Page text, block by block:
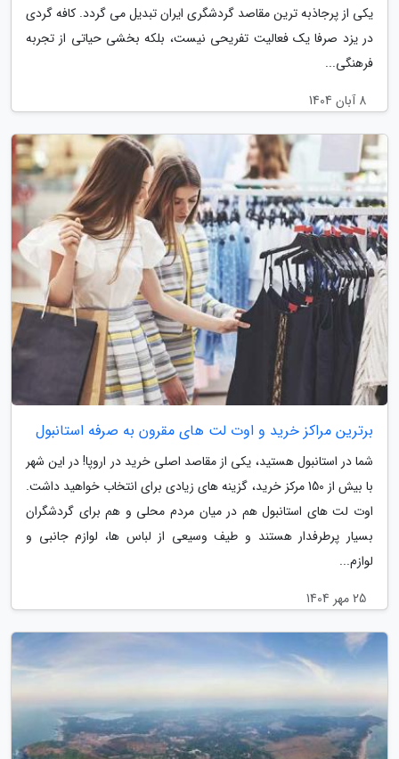
یکی از پرجاذبه ترین مقاصد گردشگری ایران تبدیل می گردد. کافه گردی
در یزد صرفا یک فعالیت تفریحی نیست، بلکه بخشی حیاتی از تجربه
فرهنگی...
8 آبان 1404
برترین مراکز خرید و اوت لت های مقرون به صرفه استانبول
شما در استانبول هستید، یکی از مقاصد اصلی خرید در اروپا! در این شهر
با بیش از 150 مرکز خرید، گزینه های زیادی برای انتخاب خواهید داشت.
اوت لت های استانبول هم در میان مردم محلی و هم برای گردشگران
بسیار پرطرفدار هستند و طیف وسیعی از لباس ها، لوازم جانبی و
لوازم...
25 مهر 1404